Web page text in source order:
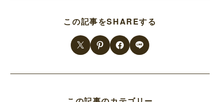
この記事をSHAREする